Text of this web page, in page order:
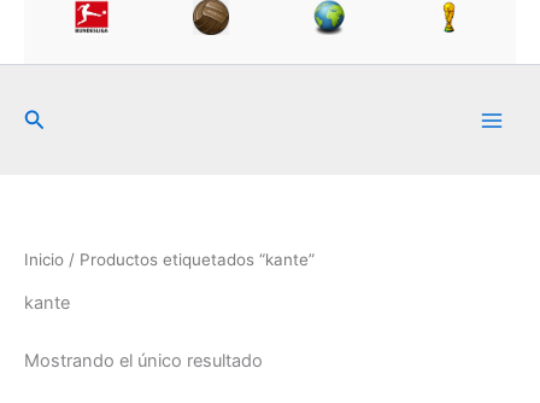
Buscar
Inicio / Productos etiquetados “kante”
kante
Mostrando el único resultado